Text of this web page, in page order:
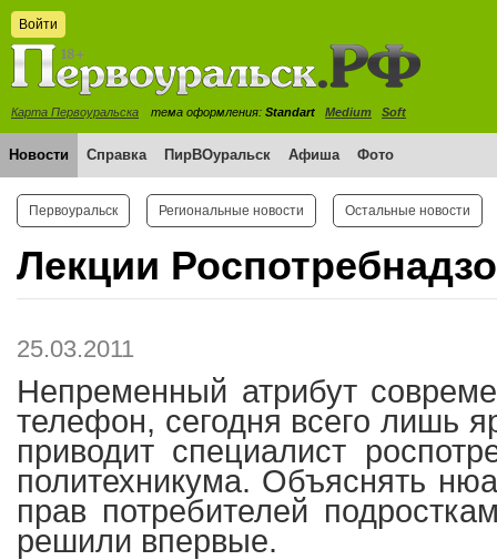
Войти
Карта Первоуральска тема оформления: Standart Medium Soft
Новости Справка ПирВОуральск Афиша Фото
Первоуральск Региональные новости Остальные новости
Лекции
25.03.2011
Непременный атрибут
телефон, сегодня всего лишь
приводит специалист
политехникума. Объяснять
прав потребителей
решили впервые.